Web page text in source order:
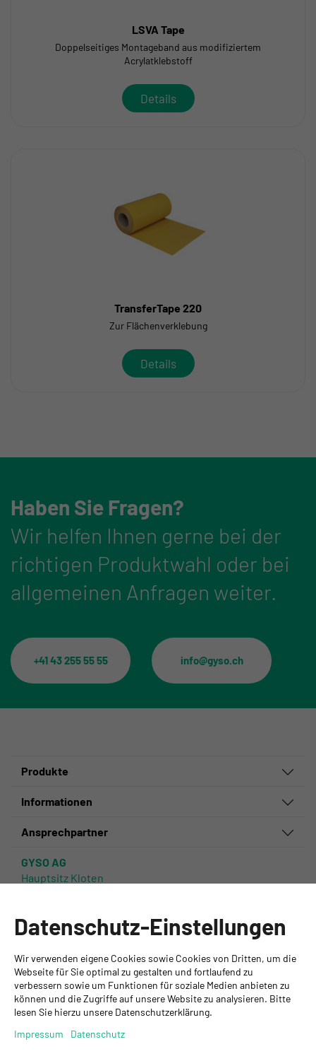
LSVA Tape
Doppelseitiges Montageband aus modifiziertem
Acrylatklebstoff
Details
TransferTape 220
Zur Flächenverklebung
Details
Haben Sie Fragen?
Wir helfen Ihnen gerne bei der
richtigen Produktwahl oder bei
allgemeinen Anfragen weiter.
+41 43 255 55 55 info@gyso.ch
Produkte
Informationen
Ansprechpartner
GYSO AG
Hauptsitz Kloten
+ 41 43 255 55 55
info@gyso.ch
www.gyso.ch
GYSO
auf
Youtube
GYSO
auf
Youtube
Gyso
auf
Linkedin
Zurück
zum
Datenschutz-Einstellungen
Wir verwenden eigene Cookies sowie Cookies von Dritten, um die
Webseite für Sie optimal zu gestalten und fortlaufend zu
verbessern sowie um Funktionen für soziale Medien anbieten zu
können und die Zugriffe auf unsere Website zu analysieren. Bitte
lesen Sie hierzu unsere Datenschutzerklärung.
Impressum
Datenschutz